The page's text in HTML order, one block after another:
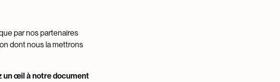
par nos partenaires
dont nous la mettrons
un œil à notre document